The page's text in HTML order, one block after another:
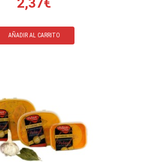
AÑADIR AL CARRITO